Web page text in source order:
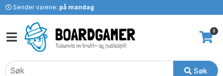
Sender varene: på mandag
Søk
0